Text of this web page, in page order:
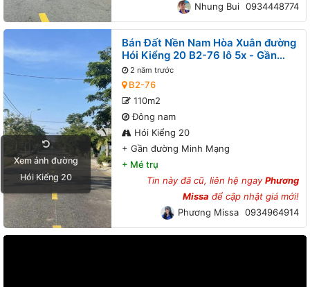
Nhung Bui 0934448774
Xem ảnh đường
Hói Kiểng 20
Bán Đất Nền Nam Hòa Xuân đường
Hói Kiểng 20 B2-76 lô 5x - Gần
đường Minh Mạng
2 năm trước
B2-76
110m2
Đông nam
Hói Kiểng 20
+ Gần đường Minh Mạng
+ Mé trụ
Tin này đã cũ, liên hệ ngayPhương
Missa để cập nhật giá mới!
Phương Missa 0934964914